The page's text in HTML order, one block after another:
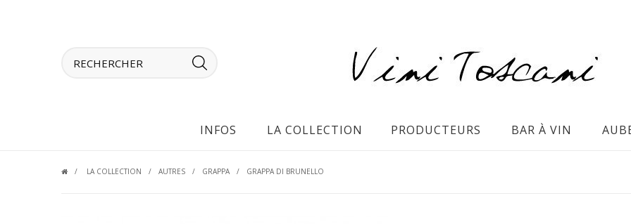
INFOS LA COLLECTION PRODUCTEURS BAR À VIN
LA COLLECTION AUTRES GRAPPA GRAPPA DI BRUNELLO